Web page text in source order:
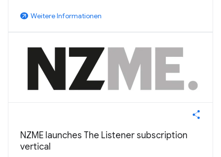
arrow_outward Weitere Informationen
NZME launches The Listener subscription
vertical